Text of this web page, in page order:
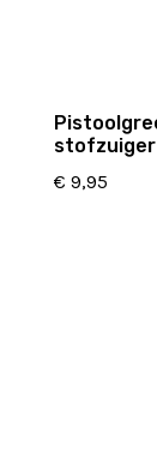
stofzuiger
€ 9,95